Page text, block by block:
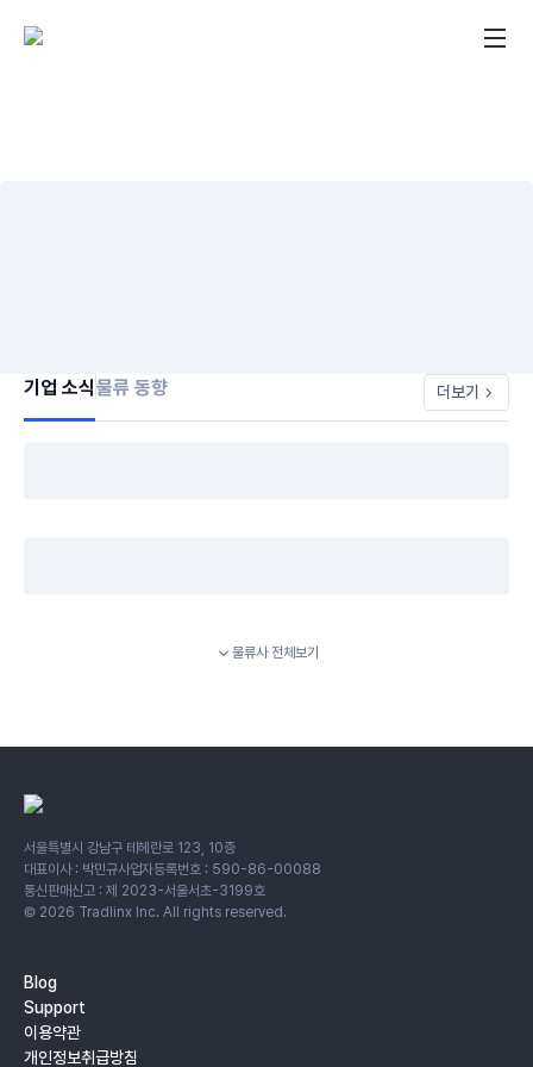
기업 소식물류 동향 더보기
물류사 전체보기
서울특별시 강남구 테헤란로 123, 10층
대표이사 : 박민규사업자등록번호 : 590-86-00088
통신판매신고 : 제 2023-서울서초-3199호
© 2026 Tradlinx Inc. All rights reserved.
Blog
Support
이용약관
개인정보취급방침